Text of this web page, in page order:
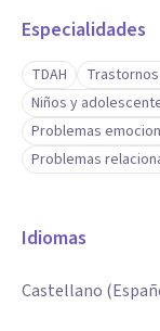
Especialidades
TDAH
Niños y
Problemas
Problemas
Idiomas
Castellano